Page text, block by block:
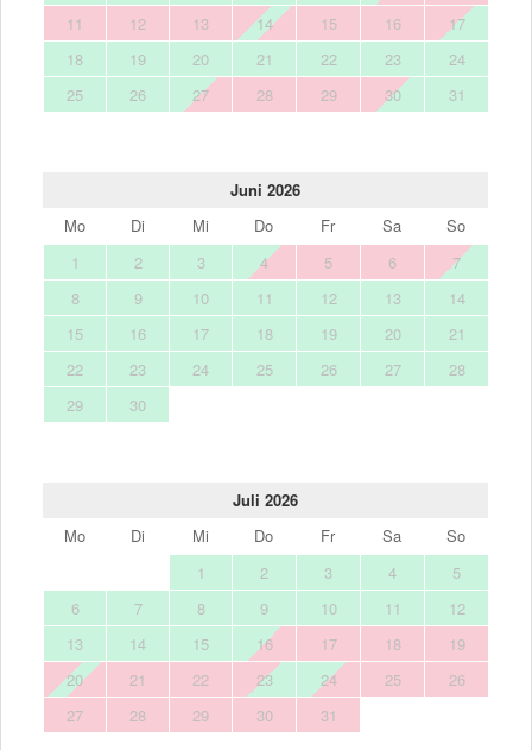
11
12 13 14 15 16
17
18
19 20 21 22 23
24
25
26 27 28 29 30 31
Juni 2026
Mo
Di Mi Do Fr Sa
So
1
2 3 4 5 6
7
8
9 10 11 12 13
14
15
16 17 18 19 20
21
22
23 24 25 26 27
28
29
30
Juli 2026
Mo
Di Mi Do Fr Sa
So
1
2 3 4
5
6
7 8 9 10 11
12
13
14 15 16 17 18
19
20
21 22 23 24 25
26
27
28 29 30 31